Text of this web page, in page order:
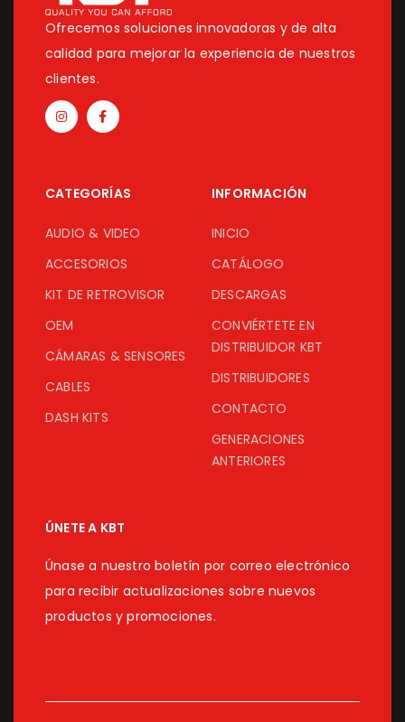
Ofrecemos soluciones innovadoras y de alta
calidad para mejorar la experiencia de nuestros
clientes.
CATEGORÍAS
AUDIO & VIDEO
ACCESORIOS
KIT DE RETROVISOR
OEM
CÁMARAS & SENSORES
CABLES
DASH KITS
INFORMACIÓN
INICIO
CATÁLOGO
DESCARGAS
CONVIÉRTETE EN
DISTRIBUIDOR KBT
DISTRIBUIDORES
CONTACTO
GENERACIONES
ANTERIORES
ÚNETE A KBT
Únase a nuestro boletín por correo electrónico
para recibir actualizaciones sobre nuevos
productos y promociones.